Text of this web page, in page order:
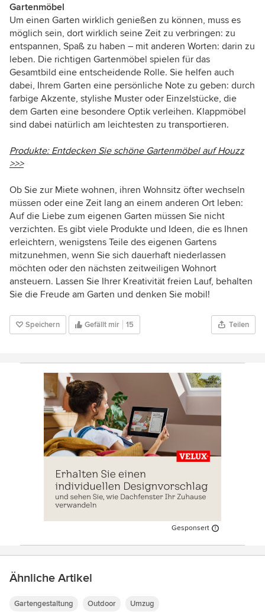
Gartenmöbel
Um einen Garten wirklich genießen zu können, muss es
möglich sein, dort wirklich seine Zeit zu verbringen: zu
entspannen, Spaß zu haben – mit anderen Worten: darin zu
leben. Die richtigen Gartenmöbel spielen für das
Gesamtbild eine entscheidende Rolle. Sie helfen auch
dabei, Ihrem Garten eine persönliche Note zu geben: durch
farbige Akzente, stylishe Muster oder Einzelstücke, die
dem Garten eine besondere Optik verleihen. Klappmöbel
sind dabei natürlich am leichtesten zu transportieren.
Produkte: Entdecken Sie schöne Gartenmöbel auf Houzz
>>>
Ob Sie zur Miete wohnen, ihren Wohnsitz öfter wechseln
müssen oder eine Zeit lang an einem anderen Ort leben:
Auf die Liebe zum eigenen Garten müssen Sie nicht
verzichten. Es gibt viele Produkte und Ideen, die es Ihnen
erleichtern, wenigstens Teile des eigenen Gartens
mitzunehmen, wenn Sie sich dauerhaft niederlassen
möchten oder den nächsten zeitweiligen Wohnort
ansteuern. Lassen Sie Ihrer Kreativität freien Lauf, behalten
Sie die Freude am Garten und denken Sie mobil!
Speichern Gefällt mir 15 Teilen
Gesponsert
Ähnliche Artikel
Gartengestaltung Outdoor Umzug